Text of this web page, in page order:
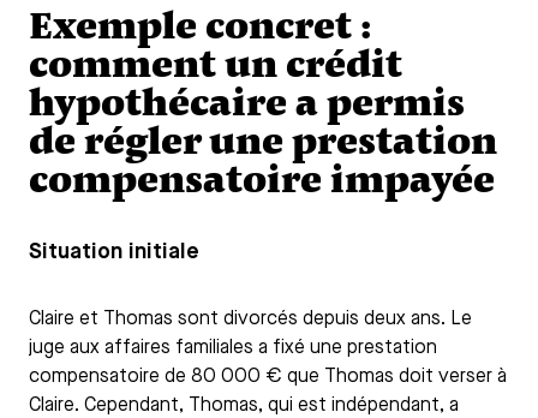
Exemple concret :
comment un crédit
hypothécaire a permis
de régler une prestation
compensatoire impayée
Situation initiale
Claire et Thomas sont divorcés depuis deux ans. Le
juge aux affaires familiales a fixé une prestation
compensatoire de 80 000 € que Thomas doit verser à
Claire. Cependant, Thomas, qui est indépendant, a